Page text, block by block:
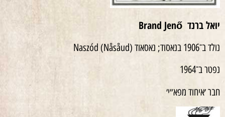
יואל ברנד Brand Jenő
נולד ב־1906 בנאסוד; נאסאוד Naszód (Nåsåud)
נפטר ב־1964
חבר ׳איחוד מפא״י׳